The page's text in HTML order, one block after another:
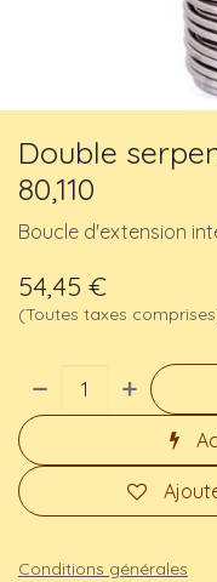
Double
80,110
Boucle d'extension
54,45 €
(Toutes taxes
Conditions générales